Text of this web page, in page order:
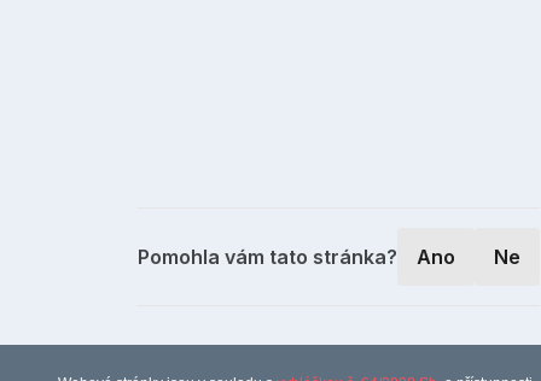
Pomohla vám tato stránka? Ano Ne